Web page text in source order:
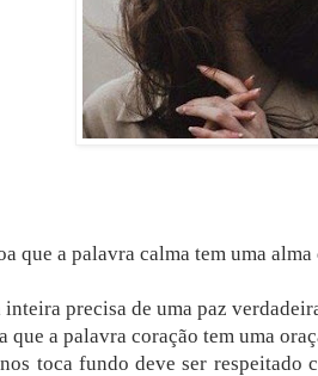
que a palavra calma tem uma
inteira precisa de uma paz
que a palavra coração tem uma
toca fundo deve ser respeitado